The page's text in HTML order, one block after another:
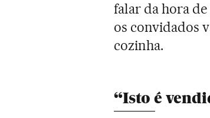
falar da hora
os convidados
cozinha.
“Isto é